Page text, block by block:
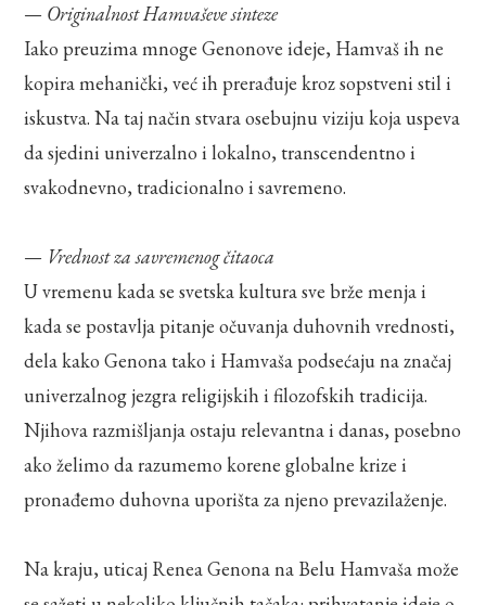
— Originalnost Hamvaševe sinteze
Iako preuzima mnoge Genonove ideje, Hamvaš ih ne
kopira mehanički, već ih prerađuje kroz sopstveni stil i
iskustva. Na taj način stvara osebujnu viziju koja uspeva
da sjedini univerzalno i lokalno, transcendentno i
svakodnevno, tradicionalno i savremeno.
— Vrednost za savremenog čitaoca
U vremenu kada se svetska kultura sve brže menja i
kada se postavlja pitanje očuvanja duhovnih vrednosti,
dela kako Genona tako i Hamvaša podsećaju na značaj
univerzalnog jezgra religijskih i filozofskih tradicija.
Njihova razmišljanja ostaju relevantna i danas, posebno
ako želimo da razumemo korene globalne krize i
pronađemo duhovna uporišta za njeno prevazilaženje.
Na kraju, uticaj Renea Genona na Belu Hamvaša može